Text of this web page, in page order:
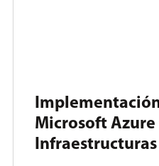
Microsoft Azure
Infraestructuras